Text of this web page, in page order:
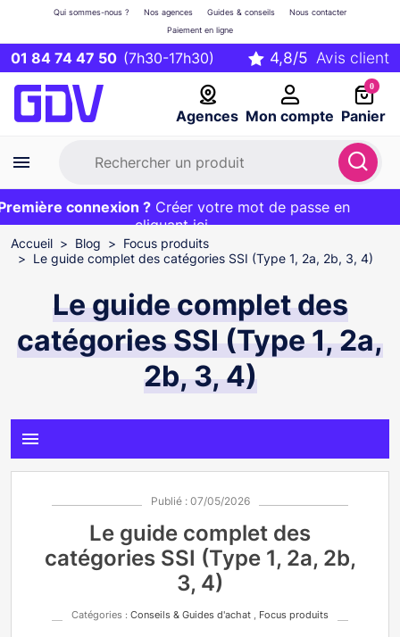
01 84 74 47 50 (7h30-17h30)
Agences Mon compte
Qui sommes-nous ? Nos agences Guides & conseils
Nous contacter
Paiement en ligne
0
Panier
Première commande ?20€ OFFERT sur votre panier
et livraison 24/48h gratuite avec le codeBIENVENUE
connexion ?Créer votre mot de passe en
cliquant ici
EXCLU WEB :
Accueil Blog
Focus produits
Le guide complet des catégories SSI (Type 1, 2a, 2b, 3, 4)
Le guide complet des
catégories SSI (Type 1, 2a,
2b, 3, 4)
menu
Publié : 07/05/2026
Le guide complet des
catégories SSI (Type 1, 2a, 2b,
3, 4)
Catégories : Conseils & Guides d'achat Focus produits